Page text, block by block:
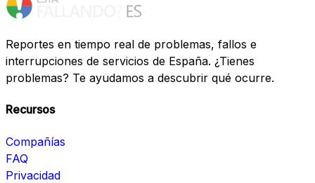
Reportes en tiempo real de problemas, fallos e
interrupciones de servicios de España. ¿Tienes
problemas? Te ayudamos a descubrir qué ocurre.
Recursos
Compañías
FAQ
Privacidad